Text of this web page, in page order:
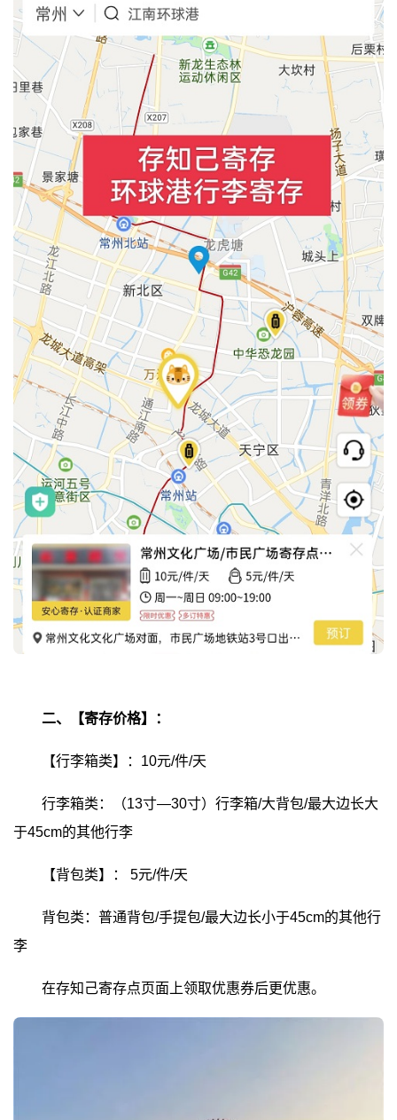
二、【寄存价格】：
【行李箱类】：10元/件/天
行李箱类：（13寸—30寸）行李箱/大背包/最大边长大
于45cm的其他行李
【背包类】： 5元/件/天
背包类：普通背包/手提包/最大边长小于45cm的其他行
李
在存知己寄存点页面上领取优惠券后更优惠。